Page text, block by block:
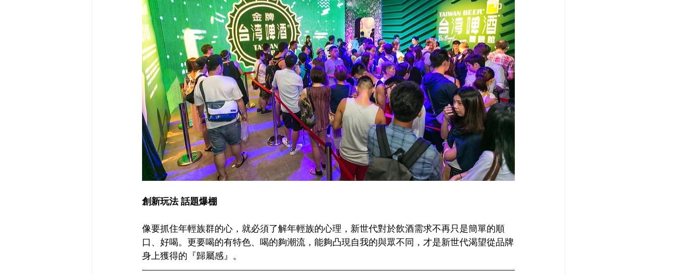
創新玩法 話題爆棚
像要抓住年輕族群的心，就必須了解年輕族的心理，新世代對於飲酒需求不再只是簡單的順
口、好喝。更要喝的有特色、喝的夠潮流，能夠凸現自我的與眾不同，才是新世代渴望從品牌
身上獲得的『歸屬感』。